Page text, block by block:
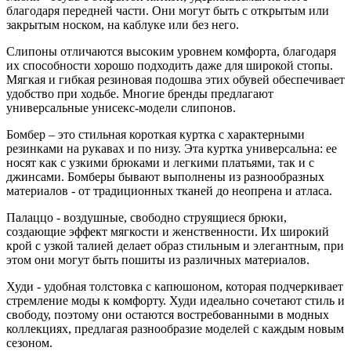
благодаря передней части. Они могут быть с открытым или
закрытым носком, на каблуке или без него.
Слипоны отличаются высоким уровнем комфорта, благодаря
их способности хорошо подходить даже для широкой стопы.
Мягкая и гибкая резиновая подошва этих обувей обеспечивает
удобство при ходьбе. Многие бренды предлагают
универсальные унисекс-модели слипонов.
Бомбер – это стильная короткая куртка с характерными
резинками на рукавах и по низу. Эта куртка универсальна: ее
носят как с узкими брюками и легкими платьями, так и с
джинсами. Бомберы бывают выполнены из разнообразных
материалов - от традиционных тканей до неопрена и атласа.
Палаццо - воздушные, свободно струящиеся брюки,
создающие эффект мягкости и женственности. Их широкий
крой с узкой талией делает образ стильным и элегантным, при
этом они могут быть пошиты из различных материалов.
Худи - удобная толстовка с капюшоном, которая подчеркивает
стремление моды к комфорту. Худи идеально сочетают стиль и
свободу, поэтому они остаются востребованными в модных
коллекциях, предлагая разнообразие моделей с каждым новым
сезоном.